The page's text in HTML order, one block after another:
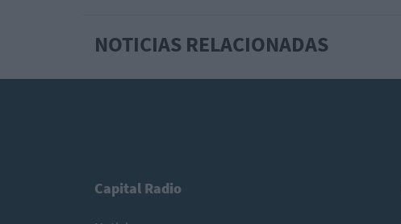
NOTICIAS RELACIONADAS
Capital Radio